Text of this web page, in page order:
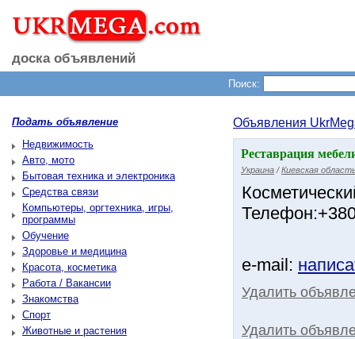
доска объявлений
Поиск:
Подать объявление
Недвижимость
Авто, мото
Бытовая техника и электроника
Средства связи
Компьютеры, оргтехника, игры,
программы
Обучение
Здоровье и медицина
Красота, косметика
Работа / Вакансии
Знакомства
Спорт
Животные и растения
Объявления
Реставрация
Украина /Киевская
e-mail:
Удалить
Удалить